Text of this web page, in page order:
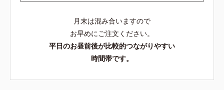
月末は混み合いますので
お早めにご注文ください。
平日のお昼前後が比較的つながりやすい
時間帯です。